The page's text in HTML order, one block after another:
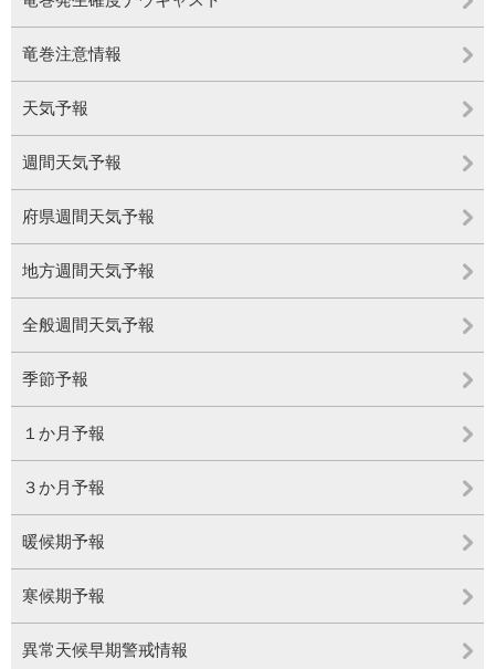
竜巻注意情報
天気予報
週間天気予報
府県週間天気予報
地方週間天気予報
全般週間天気予報
季節予報
１か月予報
３か月予報
暖候期予報
寒候期予報
異常天候早期警戒情報